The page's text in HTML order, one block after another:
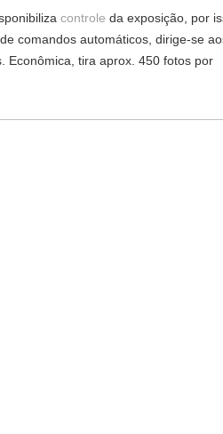
controle da exposição, por
comandos automáticos, dirige-se
Econômica, tira aprox. 450 fotos por